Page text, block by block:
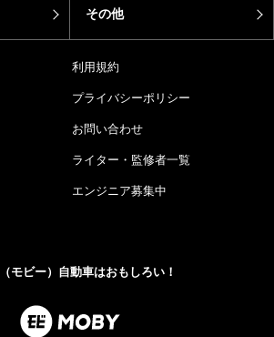
その他
利用規約
プライバシーポリシー
お問い合わせ
ライター・監修者一覧
エンジニア募集中
モビー）自動車はおもしろい！